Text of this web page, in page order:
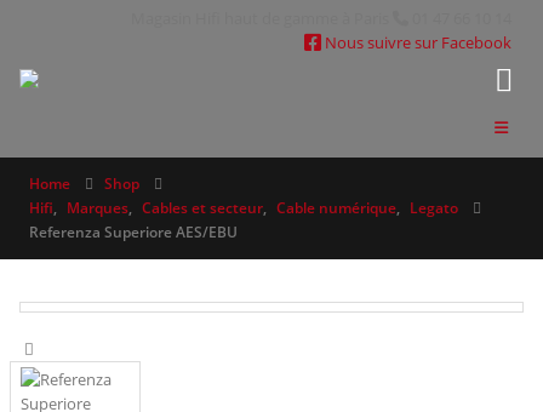
Nous suivre sur Facebook
Home
Shop
Hifi, Marques, Cables et secteur, Cable numérique, Legato
Referenza Superiore AES/EBU